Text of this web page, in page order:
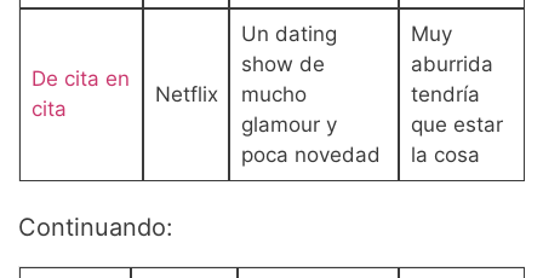
De cita en
cita
Netflix
Un dating
show de
mucho
glamour y
poca novedad
Muy
aburrida
tendría
que estar
la cosa
Continuando: